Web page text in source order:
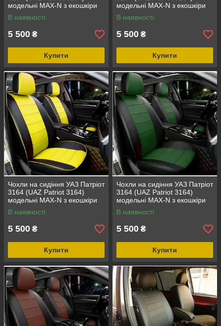
модельні MAX-N з екошкіри
Чорно-червоний
В наявності
5 500 ₴
Купити
модельні MAX-N з екошкіри
Чорно-синій
В наявності
5 500 ₴
Купити
Чохли на сидіння УАЗ Патріот
3164 (UAZ Patriot 3164)
модельні MAX-N з екошкіри
Чорно-жовтий
В наявності
5 500 ₴
Купити
Чохли на сидіння УАЗ Патріот
3164 (UAZ Patriot 3164)
модельні MAX-N з екошкіри
Чорно-зелений
В наявності
5 500 ₴
Купити